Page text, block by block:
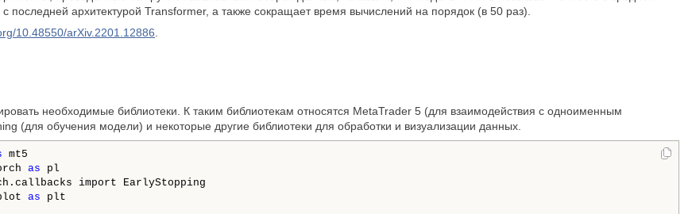
последней архитектурой Transformer, а также сокращает время вычислений на порядок (в 50 раз).
10.48550/arXiv.2201.12886
необходимые библиотеки. К таким библиотекам относятся MetaTrader 5 (для взаимодействия с одноименным
(для обучения модели) и некоторые другие библиотеки для обработки и визуализации данных.
mt5
as
import EarlyStopping
as plt